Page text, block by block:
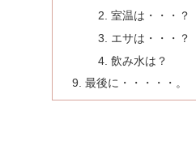
室温は・・・？
エサは・・・？
飲み水は？
最後に・・・・・。